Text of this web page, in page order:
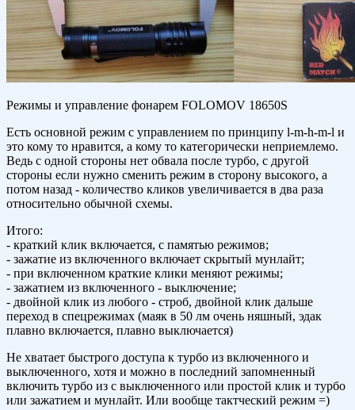
Режимы и управление фонарем FOLOMOV 18650S
Есть основной режим с управлением по принципу l-m-h-m-l и
это кому то нравится, а кому то категорически неприемлемо.
Ведь с одной стороны нет обвала после турбо, с другой
стороны если нужно сменить режим в сторону высокого, а
потом назад - количество кликов увеличивается в два раза
относительно обычной схемы.
Итого:
- краткий клик включается, с памятью режимов;
- зажатие из включенного включает скрытый мунлайт;
- при включенном краткие клики меняют режимы;
- зажатием из включенного - выключение;
- двойной клик из любого - строб, двойной клик дальше
переход в спецрежимах (маяк в 50 лм очень няшный, эдак
плавно включается, плавно выключается)
Не хватает быстрого доступа к турбо из включенного и
выключенного, хотя и можно в последний запомненный
включить турбо из с выключенного или простой клик и турбо
или зажатием и мунлайт. Или вообще тактческий режим =)